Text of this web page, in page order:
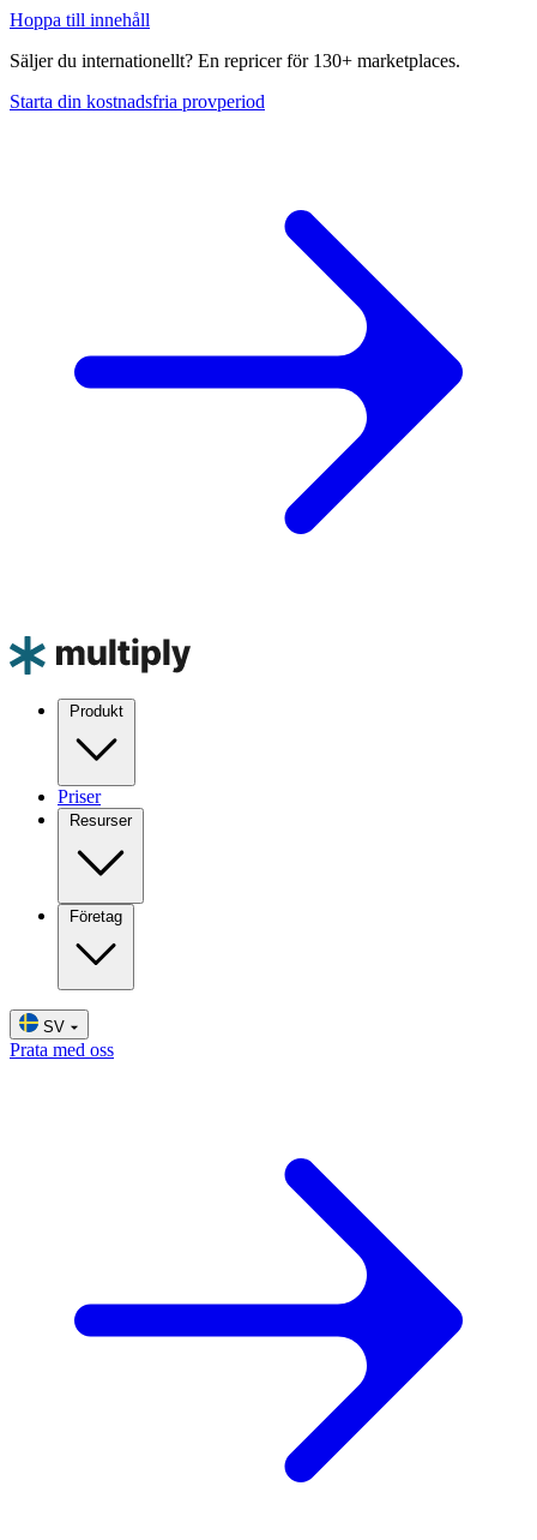
Hoppa till innehåll
Säljer du internationellt? En repricer för 130+ marketplaces.
Starta din kostnadsfria provperiod
Produkt
Priser
Resurser
Företag
SV
Prata med oss